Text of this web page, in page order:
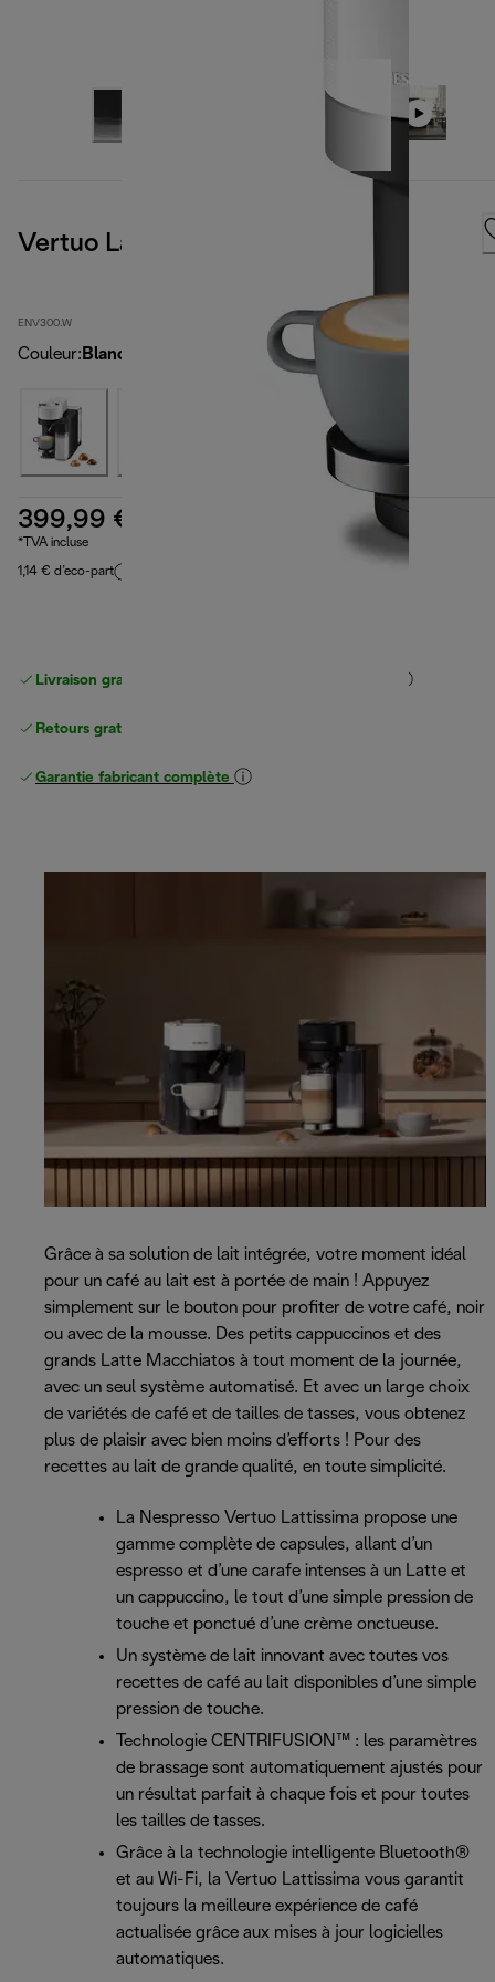
Vertuo Lattissima, Blanc
ENV300.W
Couleur: Blanc
399,99 €
*TVA incluse
1,14 € d’eco-part
Livraison gratuite standard
Retours gratuits
Garantie fabricant complète
Grâce à sa solution de lait intégrée, votre moment idéal
pour un café au lait est à portée de main ! Appuyez
simplement sur le bouton pour profiter de votre café, noir
ou avec de la mousse. Des petits cappuccinos et des
grands Latte Macchiatos à tout moment de la journée,
avec un seul système automatisé. Et avec un large choix
de variétés de café et de tailles de tasses, vous obtenez
plus de plaisir avec bien moins d’efforts ! Pour des
recettes au lait de grande qualité, en toute simplicité.
La Nespresso Vertuo Lattissima propose une
gamme complète de capsules, allant d’un
espresso et d’une carafe intenses à un Latte et
un cappuccino, le tout d’une simple pression de
touche et ponctué d’une crème onctueuse.
Un système de lait innovant avec toutes vos
recettes de café au lait disponibles d’une simple
pression de touche.
Technologie CENTRIFUSION™ : les paramètres
de brassage sont automatiquement ajustés pour
un résultat parfait à chaque fois et pour toutes
les tailles de tasses.
Grâce à la technologie intelligente Bluetooth®
et au Wi-Fi, la Vertuo Lattissima vous garantit
toujours la meilleure expérience de café
actualisée grâce aux mises à jour logicielles
automatiques.